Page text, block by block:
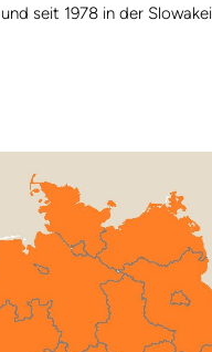
und seit 1978 in der Slowakei